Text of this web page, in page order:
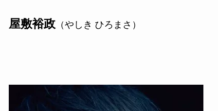
屋敷裕政（やしき ひろまさ）